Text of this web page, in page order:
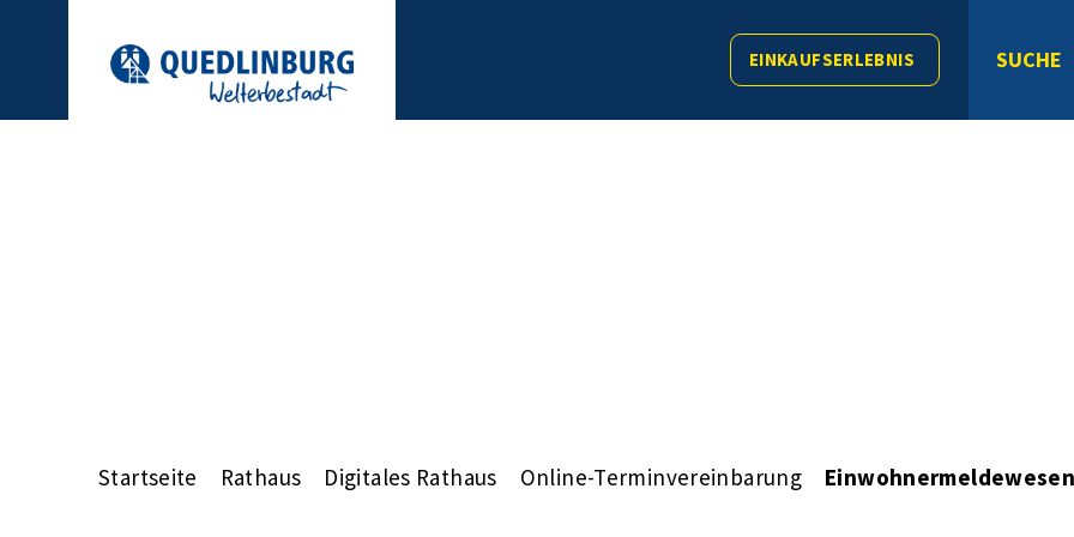
EINKAUFSERLEBNIS SUCHE
Startseite Rathaus Digitales Rathaus Online-Terminvereinbarung Einwohnermeldewesen